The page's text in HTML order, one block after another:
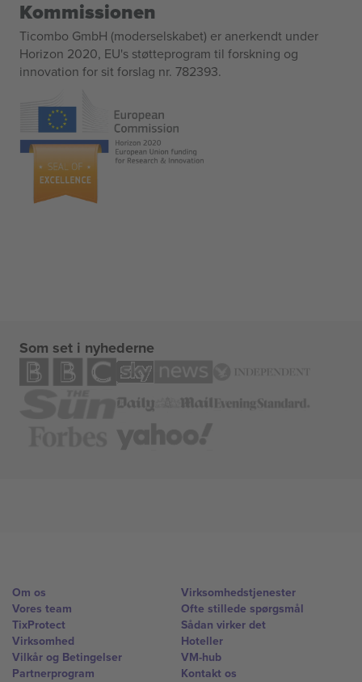
Kommissionen
Ticombo GmbH (moderselskabet) er anerkendt under
Horizon 2020, EU's støtteprogram til forskning og
innovation for sit forslag nr. 782393.
Som set i nyhederne
Om os
Vores team
TixProtect
Virksomhed
Vilkår og Betingelser
Partnerprogram
Virksomhedstjenester
Ofte stillede spørgsmål
Sådan virker det
Hoteller
VM-hub
Kontakt os